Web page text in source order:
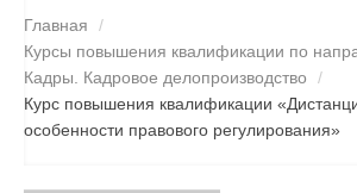
Главная
/
Курсы повышения квалификации по
Кадры. Кадровое делопроизводство
/
Курс повышения квалификации
особенности правового регулирования»